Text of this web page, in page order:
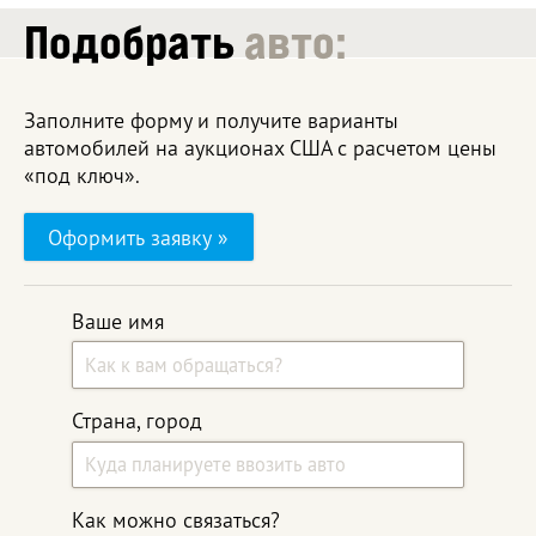
Подобратьавто:
Заполните форму и получите варианты
автомобилей на аукционах США с расчетом цены
«под ключ».
Ваше имя
Страна, город
Как можно связаться?
Оформить заявку »